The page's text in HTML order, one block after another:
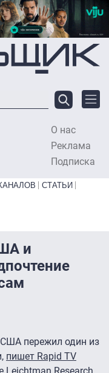
О нас
Реклама
Подписка
СТАТЬИ
и
пережил один из
пишет Rapid TV